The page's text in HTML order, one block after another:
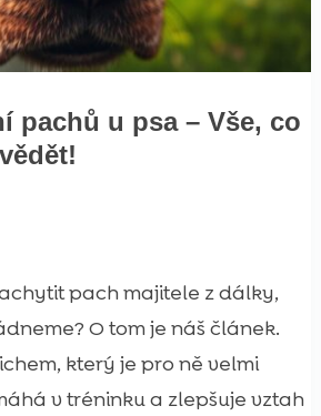
pachů u psa – Vše, co
pach majitele z dálky,
O tom je náš článek.
který je pro ně velmi
v tréninku a zlepšuje vztah